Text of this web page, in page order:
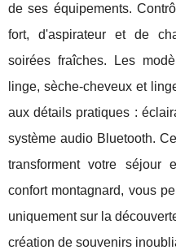
de ses équipements.
fort, d'aspirateur et de
soirées fraîches. Les
linge, sèche-cheveux et
aux détails pratiques :
système audio Bluetooth.
transforment votre séjour
confort montagnard, vous
uniquement sur la
création de souvenirs